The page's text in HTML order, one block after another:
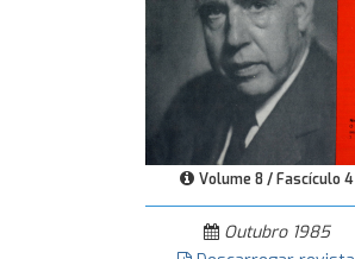
Volume 8 / Fascículo 4
Outubro 1985